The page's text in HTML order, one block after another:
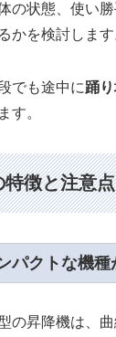
の状態、使い
かを検討します
でも途中に踊
す。
特徴と注意点
パクトな機種
の昇降機は、